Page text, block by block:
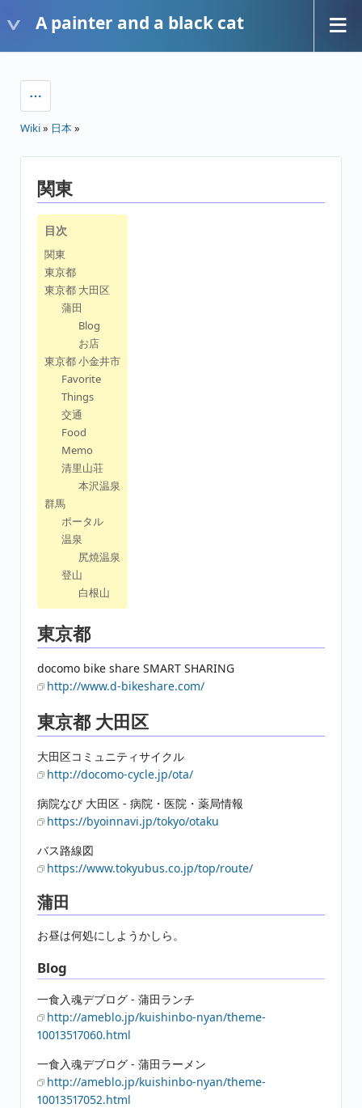
A painter and a black cat
Wiki» 日本»
関東
目次
関東
東京都
東京都 大田区
蒲田
Blog
お店
東京都 小金井市
Favorite
Things
交通
Food
Memo
清里山荘
本沢温泉
群馬
ポータル
温泉
尻焼温泉
登山
白根山
東京都
docomo bike share SMART SHARING
http://www.d-bikeshare.com/
東京都 大田区
大田区コミュニティサイクル
http://docomo-cycle.jp/ota/
病院なび 大田区 - 病院・医院・薬局情報
https://byoinnavi.jp/tokyo/otaku
バス路線図
https://www.tokyubus.co.jp/top/route/
蒲田
お昼は何処にしようかしら。
Blog
一食入魂デブログ - 蒲田ランチ
http://ameblo.jp/kuishinbo-nyan/theme-
10013517060.html
一食入魂デブログ - 蒲田ラーメン
http://ameblo.jp/kuishinbo-nyan/theme-
10013517052.html